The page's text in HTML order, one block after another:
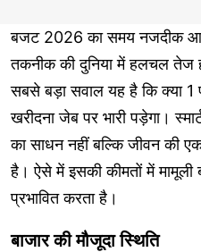
बजट 2026 का समय नजदीक आ
तकनीक की दुनिया में हलचल तेज
सबसे बड़ा सवाल यह है कि क्या 1
खरीदना जेब पर भारी पड़ेगा।
का साधन नहीं बल्कि जीवन की
है। ऐसे में इसकी कीमतों में मामूली
प्रभावित करता है।
बाजार की मौजूदा स्थिति